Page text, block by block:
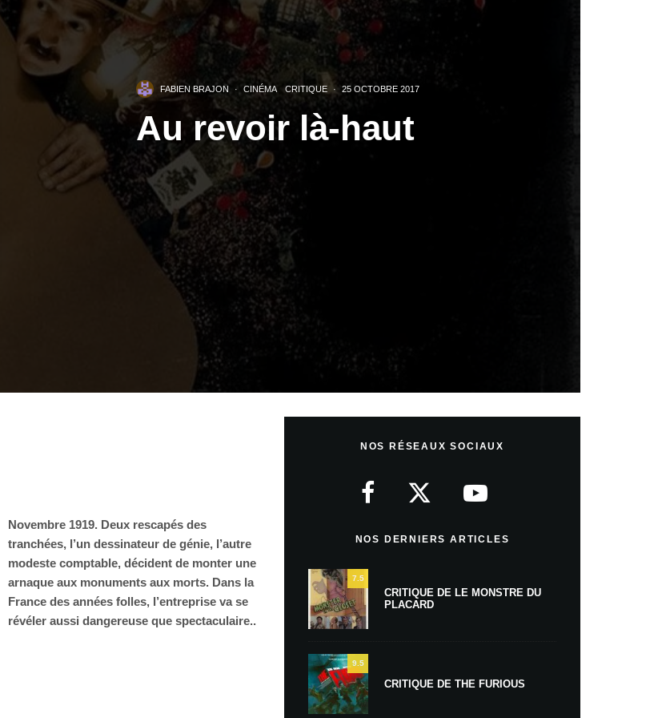
FABIEN BRAJON · CINÉMA CRITIQUE · 25 OCTOBRE 2017
Au revoir là-haut
Novembre 1919. Deux rescapés des
tranchées, l’un dessinateur de génie, l’autre
modeste comptable, décident de monter une
arnaque aux monuments aux morts. Dans la
France des années folles, l’entreprise va se
révéler aussi dangereuse que spectaculaire..
NOS RÉSEAUX SOCIAUX
NOS DERNIERS ARTICLES
7.5
CRITIQUE DE LE MONSTRE DU
PLACARD
9.5
CRITIQUE DE THE FURIOUS